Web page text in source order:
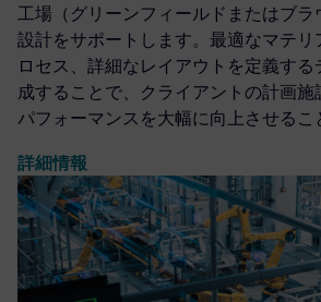
工場（グリーンフィールドまたはブラ
設計をサポートします。最適なマテ
ロセス、詳細なレイアウトを定義す
成することで、クライアントの計画
パフォーマンスを大幅に向上させるこ
詳細情報